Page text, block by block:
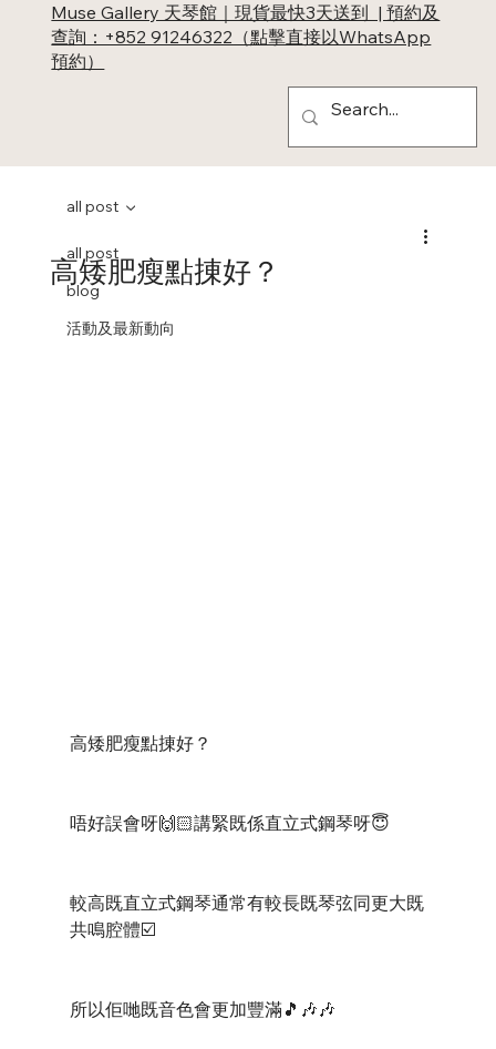
Muse Gallery 天琴館｜現貨最快3天送到 | 預約及
查詢：+852 91246322（點擊直接以WhatsApp
預約）
all post
blog
活動及最新動向
all post
高矮肥瘦點㨂好？
高矮肥瘦點㨂好？
唔好誤會呀🙌🏻講緊既係直立式鋼琴呀😇
較高既直立式鋼琴通常有較長既琴弦同更大既
共鳴腔體☑️
所以佢哋既音色會更加豐滿🎵🎶🎶